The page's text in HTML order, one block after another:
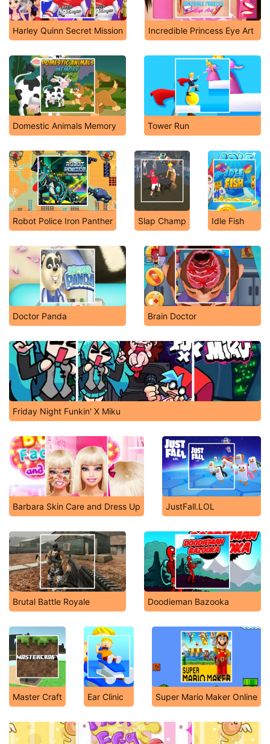
Harley Quinn Secret Mission Incredible Princess Eye Art
Domestic Animals Memory Tower Run
Robot Police Iron Panther Slap Champ Idle Fish
Doctor Panda Brain Doctor
Friday Night Funkin' X Miku
Barbara Skin Care and Dress Up JustFall.LOL
Brutal Battle Royale Doodieman Bazooka
Master Craft Ear Clinic Super Mario Maker Online